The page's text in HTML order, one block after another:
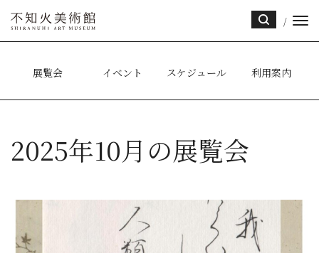
ト内
/
展覧会 イベント スケジュール 利用案内
2025年10月の展覧会